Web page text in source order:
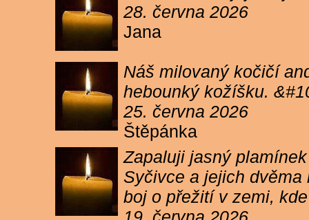
28. června 2026
Jana
Náš milovaný kočičí
hebounký kožíšku.
25. června 2026
Štěpánka
Zapaluji jasný
Syčivce a jejich
boj o přežití v zemi,